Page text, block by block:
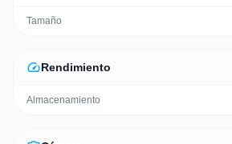
Tamaño
speedRendimiento
Almacenamiento